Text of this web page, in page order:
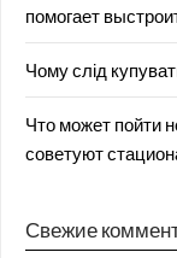
помогает
Чому слід
Что может пойти
советуют
Свежие